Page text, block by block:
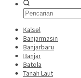
Kalsel
Banjarmasin
Banjarbaru
Banjar
Batola
Tanah Laut